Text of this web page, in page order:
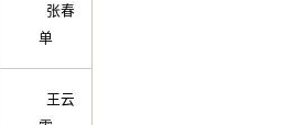
张春
单
王云